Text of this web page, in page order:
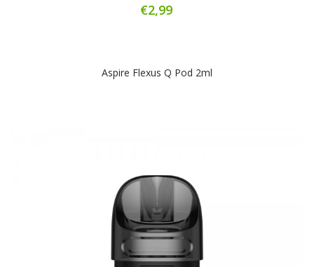
€2,99
Aspire Flexus Q Pod 2ml